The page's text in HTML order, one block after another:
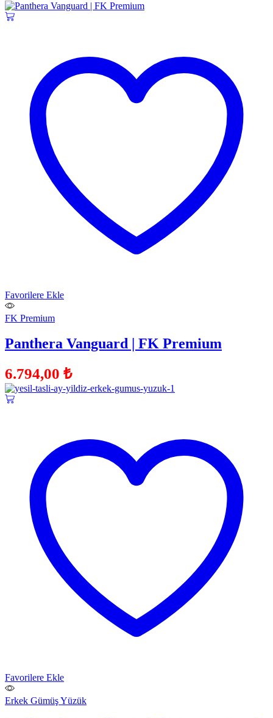
Favorilere Ekle
FK Premium
Panthera Vanguard | FK Premium
6.794,00 ₺
Favorilere Ekle
Erkek Gümüş Yüzük